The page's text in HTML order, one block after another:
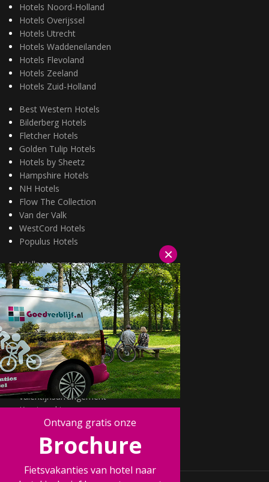
Hotels Noord-Holland
Hotels Overijssel
Hotels Utrecht
Hotels Waddeneilanden
Hotels Flevoland
Hotels Zeeland
Hotels Zuid-Holland
Best Western Hotels
Bilderberg Hotels
Fletcher Hotels
Golden Tulip Hotels
Hotels by Sheetz
Hampshire Hotels
NH Hotels
Flow The Collection
Van der Valk
WestCord Hotels
Populus Hotels
Wellness arrangementen
3=2 aanbiedingen
Fietsarrangementen
Kerstarrangementen
Halfpension arrangementen
Oud & nieuw arrangementen
Fietsen van hotel naar hotel
Wandelen van hotel naar hotel
Wildarrangementen
Actuele topdeals
valentijnsarrangement
Kerstmarkten
Fietsvakanties
Wandelvakanties
×
Ontvang gratis onze
Brochure
Fietsvakanties van hotel naar